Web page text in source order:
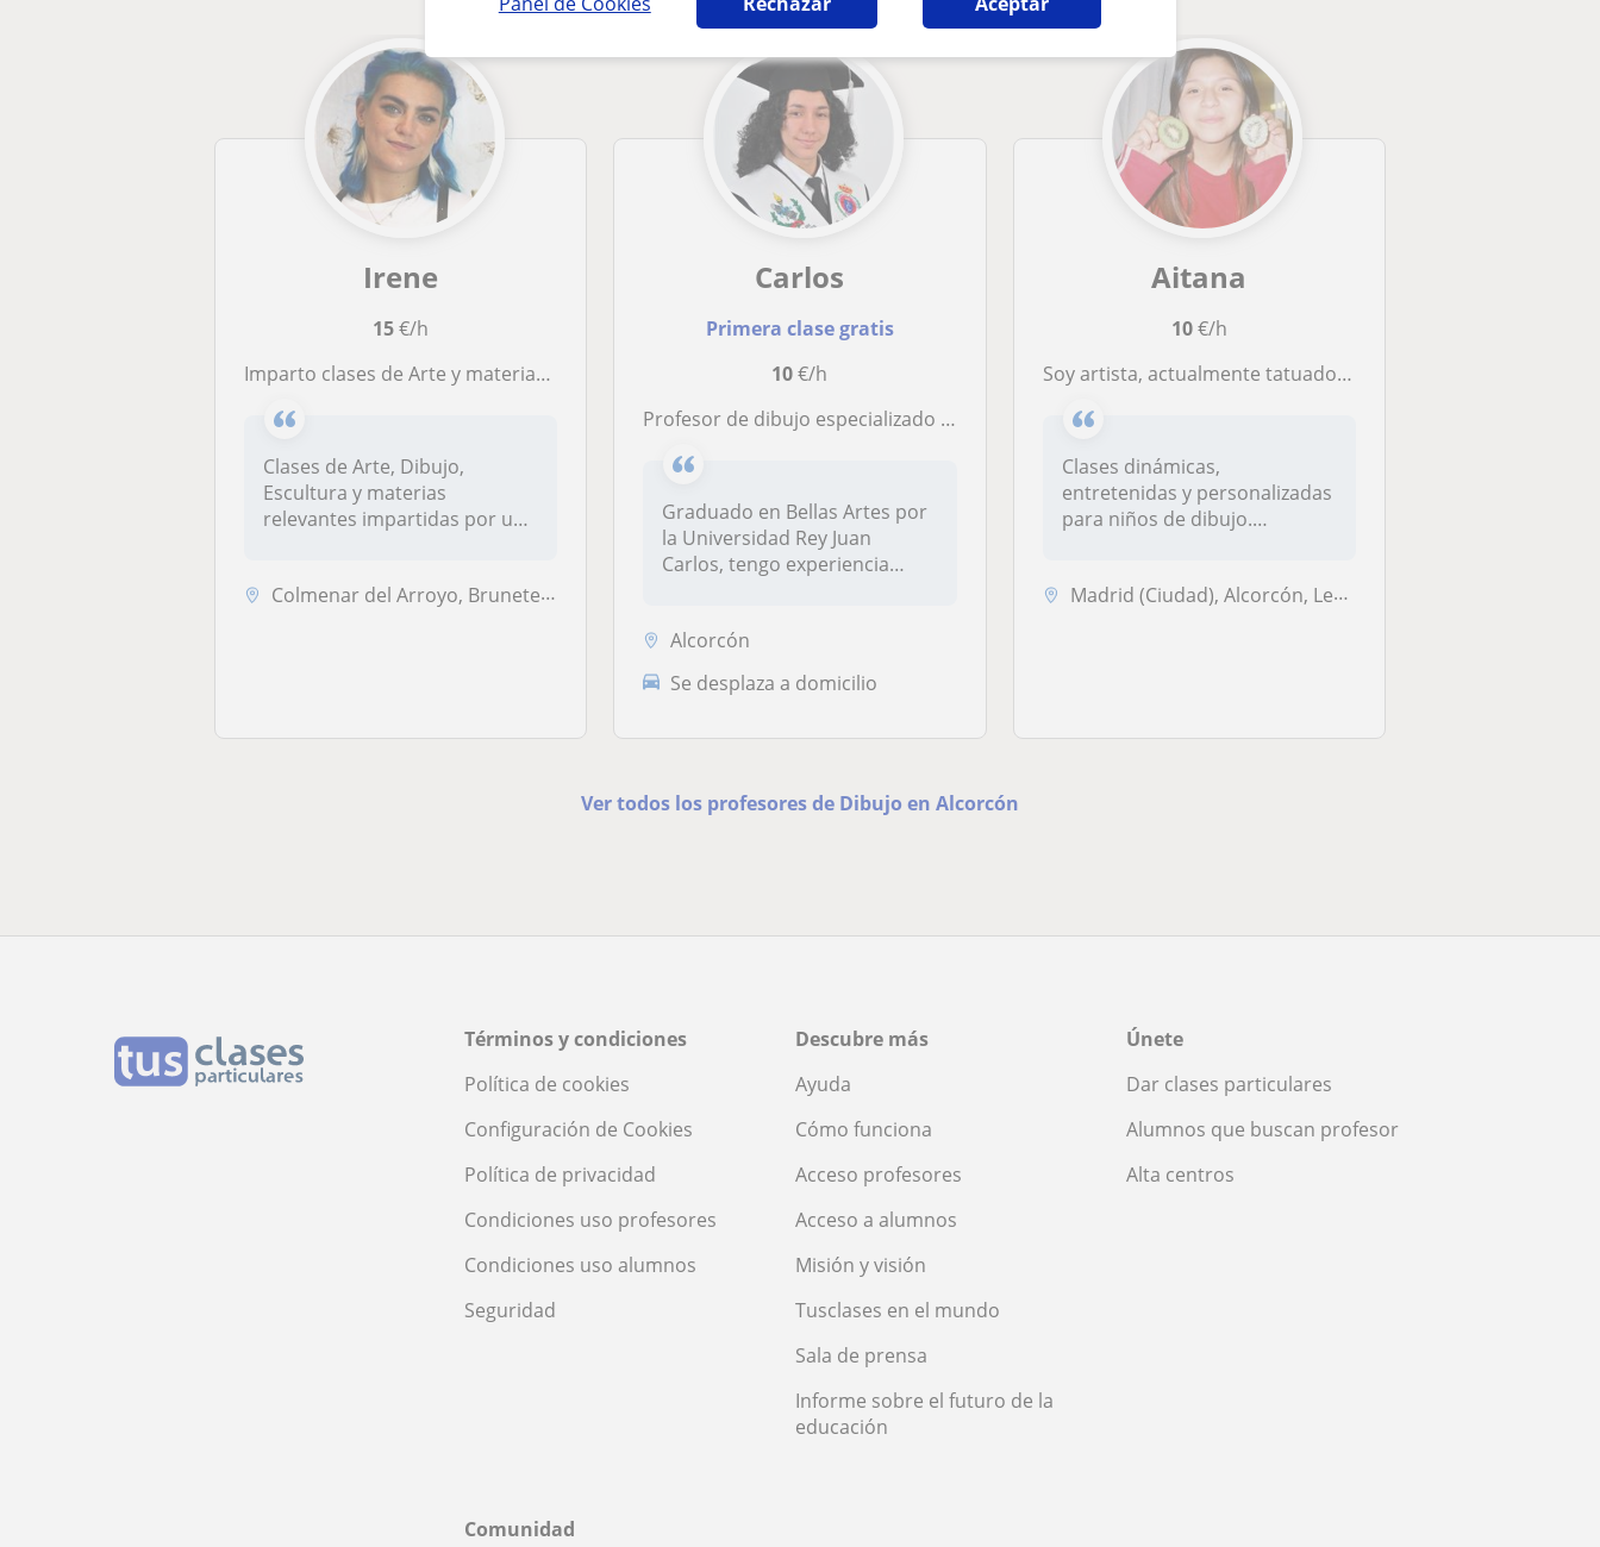
Irene
15€/h
Imparto clases de Arte y materias relacionadas para potenciar las dotes creativas de mis alumn@s.
Clases de Arte, Dibujo,
Escultura y materias
relevantes impartidas por una
Colmenar del Arroyo, Brunete, Chapinería, Navas del Rey, Villaviciosa ...
Carlos
Primera clase gratis
10€/h
Profesor de dibujo especializado en anatomía
Graduado en Bellas Artes por
la Universidad Rey Juan
Carlos, tengo experiencia
Alcorcón
Se desplaza a domicilio
Aitana
10€/h
Soy artista, actualmente tatuadora, diseñadora personal de artistas emergentes y estudiante de psicología
Clases dinámicas,
entretenidas y personalizadas
para niños de dibujo.
Madrid (Ciudad), Alcorcón, Leganés
Ver todos los profesores de Dibujo en Alcorcón
Términos y condiciones
Política de cookies
Configuración de Cookies
Política de privacidad
Condiciones uso profesores
Condiciones uso alumnos
Seguridad
Descubre más
Ayuda
Cómo funciona
Acceso profesores
Acceso a alumnos
Misión y visión
Tusclases en el mundo
Sala de prensa
Informe sobre el futuro de la
educación
Únete
Dar clases particulares
Alumnos que buscan profesor
Alta centros
Comunidad